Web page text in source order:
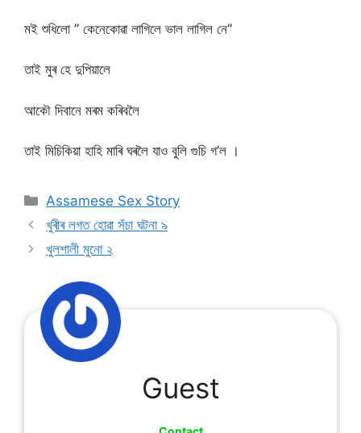
মই শুধিলো ” কেনেকোৱা লাগিলে ভাল লাগিল নে”
তাই মুৰ হে দুপিয়ালে
আকৌ দিবানে মৰম কৰিবলৈ
তাই মিচিকিয়া হাহি মাৰি ঘৰলৈ যাও বুলি গুচি গ’ল ।
Categories
Assamese Sex Story
খুৰীৰ লগত হোৱা সঁচা ঘটনা ৯
খুলশালী মুনো ২
Guest